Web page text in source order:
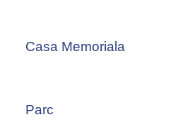
Casa Memoriala
Parc